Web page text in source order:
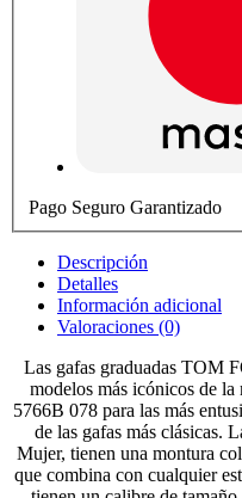
Pago Seguro Garantizado
Descripción
Detalles
Información adicional
Valoraciones (0)
Las gafas graduadas TOM
modelos más icónicos de
5766B 078 para las más
de las gafas más
Mujer, tienen una montura
que combina con cualquier